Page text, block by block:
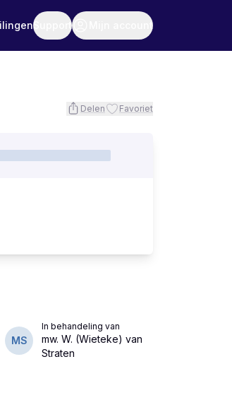
Support Mijn account
Delen Favoriet
MS
In behandeling van
mw. W. (Wieteke) van
Straten